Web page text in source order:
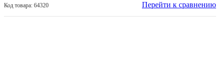
Код товара: 64320 Перейти к сравнению